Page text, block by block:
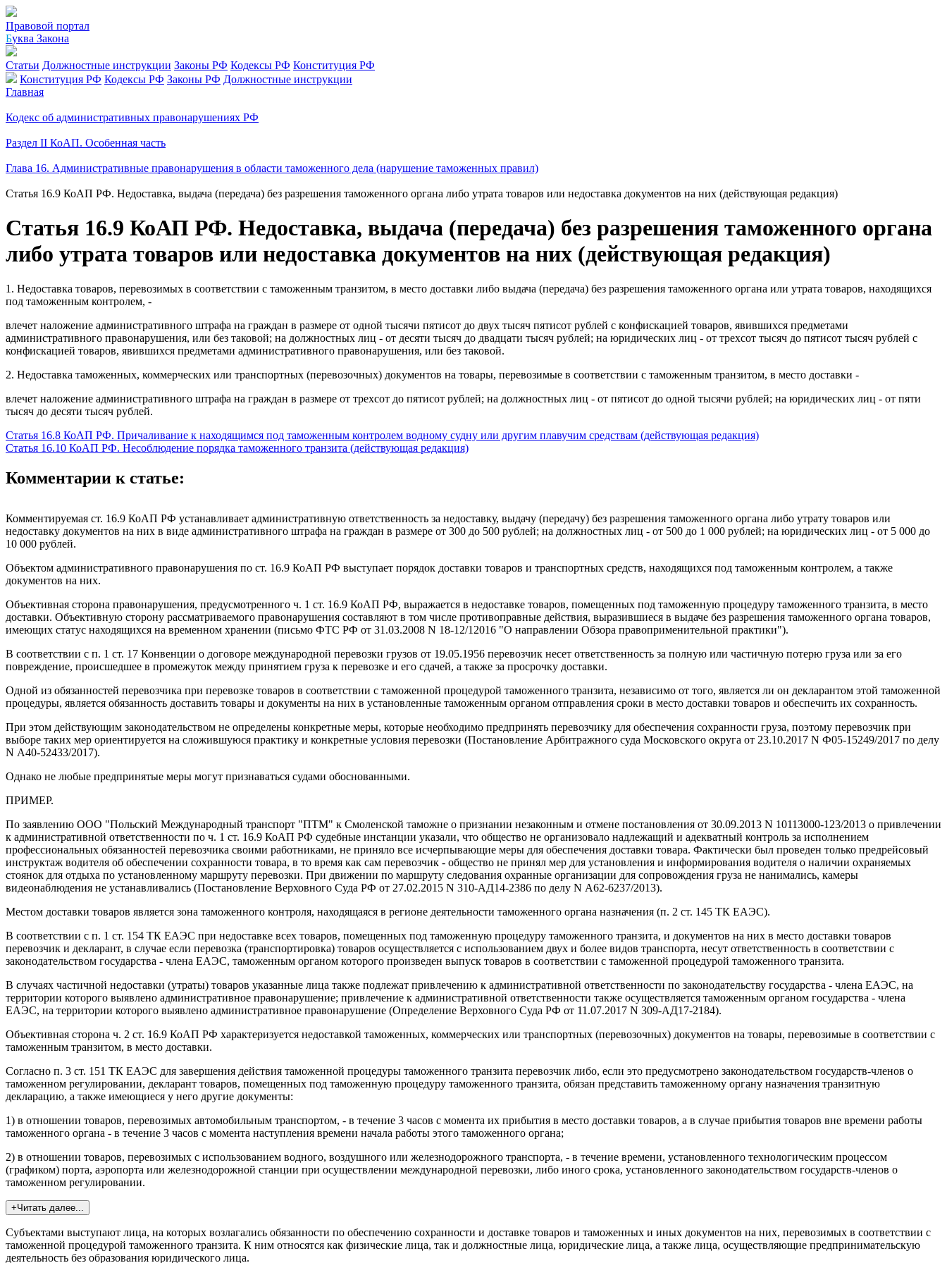
Правовой портал
Буква Закона
Статьи Должностные инструкции Законы РФ Кодексы РФ Конституция РФ
Конституция РФ Кодексы РФ Законы РФ Должностные инструкции
Главная
Кодекс об административных правонарушениях РФ
Раздел II КоАП. Особенная часть
Глава 16. Административные правонарушения в области таможенного дела (нарушение таможенных правил)
Статья 16.9 КоАП РФ. Недоставка, выдача (передача) без разрешения таможенного органа либо утрата товаров или недоставка документов на них (действующая редакция)
Статья 16.9 КоАП РФ. Недоставка, выдача (передача) без разрешения таможенного органа
либо утрата товаров или недоставка документов на них (действующая редакция)
1. Недоставка товаров, перевозимых в соответствии с таможенным транзитом, в место доставки либо выдача (передача) без разрешения таможенного органа или утрата товаров, находящихся
под таможенным контролем, -
влечет наложение административного штрафа на граждан в размере от одной тысячи пятисот до двух тысяч пятисот рублей с конфискацией товаров, явившихся предметами
административного правонарушения, или без таковой; на должностных лиц - от десяти тысяч до двадцати тысяч рублей; на юридических лиц - от трехсот тысяч до пятисот тысяч рублей с
конфискацией товаров, явившихся предметами административного правонарушения, или без таковой.
2. Недоставка таможенных, коммерческих или транспортных (перевозочных) документов на товары, перевозимые в соответствии с таможенным транзитом, в место доставки -
влечет наложение административного штрафа на граждан в размере от трехсот до пятисот рублей; на должностных лиц - от пятисот до одной тысячи рублей; на юридических лиц - от пяти
тысяч до десяти тысяч рублей.
Статья 16.8 КоАП РФ. Причаливание к находящимся под таможенным контролем водному судну или другим плавучим средствам (действующая редакция)
Статья 16.10 КоАП РФ. Несоблюдение порядка таможенного транзита (действующая редакция)
Комментарии к статье:
Комментируемая ст. 16.9 КоАП РФ устанавливает административную ответственность за недоставку, выдачу (передачу) без разрешения таможенного органа либо утрату товаров или
недоставку документов на них в виде административного штрафа на граждан в размере от 300 до 500 рублей; на должностных лиц - от 500 до 1 000 рублей; на юридических лиц - от 5 000 до
10 000 рублей.
Объектом административного правонарушения по ст. 16.9 КоАП РФ выступает порядок доставки товаров и транспортных средств, находящихся под таможенным контролем, а также
документов на них.
Объективная сторона правонарушения, предусмотренного ч. 1 ст. 16.9 КоАП РФ, выражается в недоставке товаров, помещенных под таможенную процедуру таможенного транзита, в место
доставки. Объективную сторону рассматриваемого правонарушения составляют в том числе противоправные действия, выразившиеся в выдаче без разрешения таможенного органа товаров,
имеющих статус находящихся на временном хранении (письмо ФТС РФ от 31.03.2008 N 18-12/12016 "О направлении Обзора правоприменительной практики").
В соответствии с п. 1 ст. 17 Конвенции о договоре международной перевозки грузов от 19.05.1956 перевозчик несет ответственность за полную или частичную потерю груза или за его
повреждение, происшедшее в промежуток между принятием груза к перевозке и его сдачей, а также за просрочку доставки.
Одной из обязанностей перевозчика при перевозке товаров в соответствии с таможенной процедурой таможенного транзита, независимо от того, является ли он декларантом этой таможенной
процедуры, является обязанность доставить товары и документы на них в установленные таможенным органом отправления сроки в место доставки товаров и обеспечить их сохранность.
При этом действующим законодательством не определены конкретные меры, которые необходимо предпринять перевозчику для обеспечения сохранности груза, поэтому перевозчик при
выборе таких мер ориентируется на сложившуюся практику и конкретные условия перевозки (Постановление Арбитражного суда Московского округа от 23.10.2017 N Ф05-15249/2017 по делу
N А40-52433/2017).
Однако не любые предпринятые меры могут признаваться судами обоснованными.
ПРИМЕР.
По заявлению ООО "Польский Международный транспорт "ПТМ" к Смоленской таможне о признании незаконным и отмене постановления от 30.09.2013 N 10113000-123/2013 о привлечении
к административной ответственности по ч. 1 ст. 16.9 КоАП РФ судебные инстанции указали, что общество не организовало надлежащий и адекватный контроль за исполнением
профессиональных обязанностей перевозчика своими работниками, не приняло все исчерпывающие меры для обеспечения доставки товара. Фактически был проведен только предрейсовый
инструктаж водителя об обеспечении сохранности товара, в то время как сам перевозчик - общество не принял мер для установления и информирования водителя о наличии охраняемых
стоянок для отдыха по установленному маршруту перевозки. При движении по маршруту следования охранные организации для сопровождения груза не нанимались, камеры
видеонаблюдения не устанавливались (Постановление Верховного Суда РФ от 27.02.2015 N 310-АД14-2386 по делу N А62-6237/2013).
Местом доставки товаров является зона таможенного контроля, находящаяся в регионе деятельности таможенного органа назначения (п. 2 ст. 145 ТК ЕАЭС).
В соответствии с п. 1 ст. 154 ТК ЕАЭС при недоставке всех товаров, помещенных под таможенную процедуру таможенного транзита, и документов на них в место доставки товаров
перевозчик и декларант, в случае если перевозка (транспортировка) товаров осуществляется с использованием двух и более видов транспорта, несут ответственность в соответствии с
законодательством государства - члена ЕАЭС, таможенным органом которого произведен выпуск товаров в соответствии с таможенной процедурой таможенного транзита.
В случаях частичной недоставки (утраты) товаров указанные лица также подлежат привлечению к административной ответственности по законодательству государства - члена ЕАЭС, на
территории которого выявлено административное правонарушение; привлечение к административной ответственности также осуществляется таможенным органом государства - члена
ЕАЭС, на территории которого выявлено административное правонарушение (Определение Верховного Суда РФ от 11.07.2017 N 309-АД17-2184).
Объективная сторона ч. 2 ст. 16.9 КоАП РФ характеризуется недоставкой таможенных, коммерческих или транспортных (перевозочных) документов на товары, перевозимые в соответствии с
таможенным транзитом, в место доставки.
Согласно п. 3 ст. 151 ТК ЕАЭС для завершения действия таможенной процедуры таможенного транзита перевозчик либо, если это предусмотрено законодательством государств-членов о
таможенном регулировании, декларант товаров, помещенных под таможенную процедуру таможенного транзита, обязан представить таможенному органу назначения транзитную
декларацию, а также имеющиеся у него другие документы:
1) в отношении товаров, перевозимых автомобильным транспортом, - в течение 3 часов с момента их прибытия в место доставки товаров, а в случае прибытия товаров вне времени работы
таможенного органа - в течение 3 часов с момента наступления времени начала работы этого таможенного органа;
2) в отношении товаров, перевозимых с использованием водного, воздушного или железнодорожного транспорта, - в течение времени, установленного технологическим процессом
(графиком) порта, аэропорта или железнодорожной станции при осуществлении международной перевозки, либо иного срока, установленного законодательством государств-членов о
таможенном регулировании.
+Читать далее...
Субъектами выступают лица, на которых возлагались обязанности по обеспечению сохранности и доставке товаров и таможенных и иных документов на них, перевозимых в соответствии с
таможенной процедурой таможенного транзита. К ним относятся как физические лица, так и должностные лица, юридические лица, а также лица, осуществляющие предпринимательскую
деятельность без образования юридического лица.